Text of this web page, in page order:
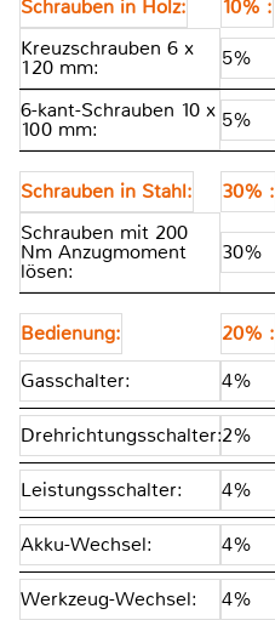
Schrauben in Holz:
10% :
Kreuzschrauben 6 x
120 mm: 5%
6-kant-Schrauben 10 x
100 mm: 5%
Schrauben in Stahl:
30% :
Schrauben mit 200
Nm Anzugmoment
lösen:
30%
Bedienung:
20% :
Gasschalter:
4%
Drehrichtungsschalter:2%
Leistungsschalter: 4%
Akku-Wechsel: 4%
Werkzeug-Wechsel:
4%